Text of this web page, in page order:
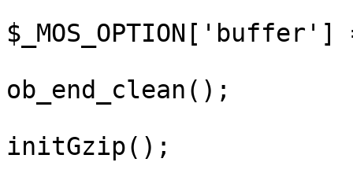
ob_end_clean();
initGzip();